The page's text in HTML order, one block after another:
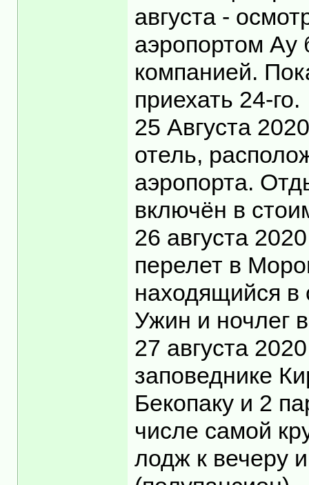
августа -
аэропортом Ау
компанией.
приехать 24-го.
25 Августа
отель,
аэропорта.
включён в
26 августа
перелет в
находящийся в
Ужин и ночлег
27 августа
заповеднике
Бекопаку и 2
числе самой
лодж к вечеру